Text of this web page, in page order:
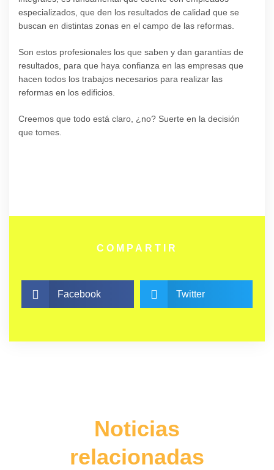
especializados, que den los resultados de calidad que se
buscan en distintas zonas en el campo de las reformas.
Son estos profesionales los que saben y dan garantías de
resultados, para que haya confianza en las empresas que
hacen todos los trabajos necesarios para realizar las
reformas en los edificios.
Creemos que todo está claro, ¿no? Suerte en la decisión
que tomes.
COMPARTIR
Facebook Twitter
Noticias
relacionadas